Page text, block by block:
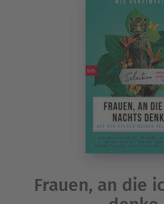
Frauen, an die